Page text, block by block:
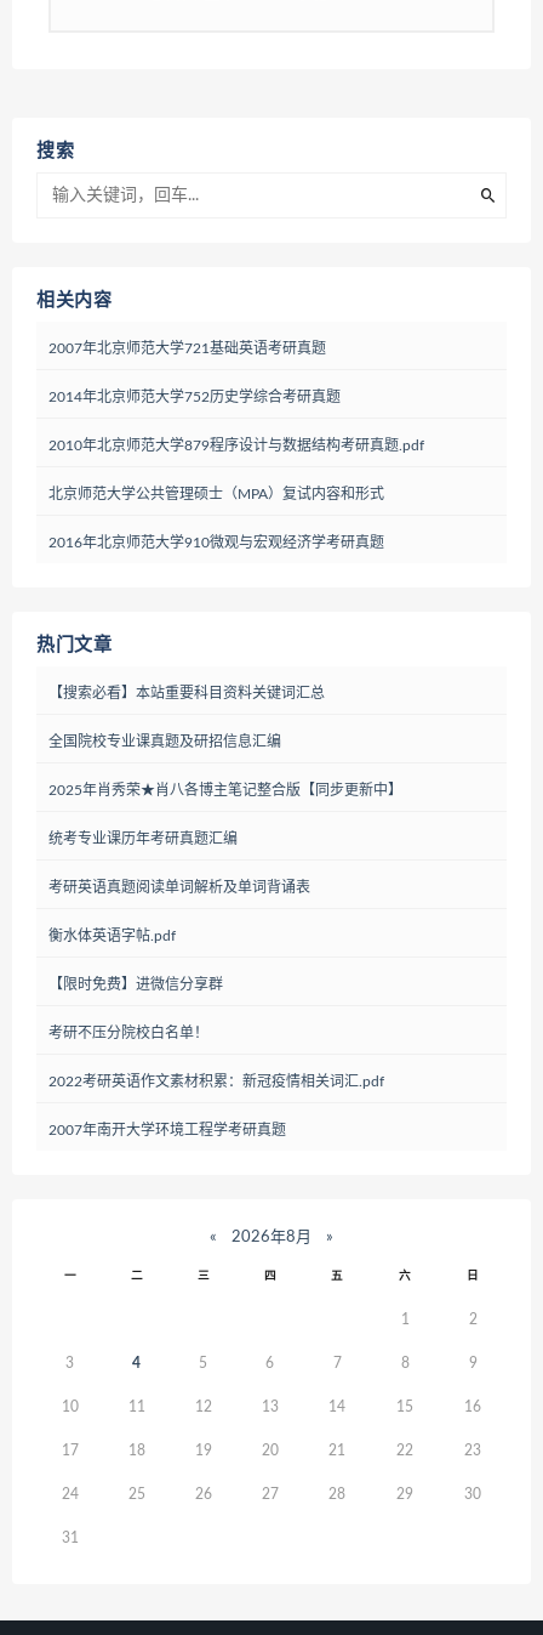
搜索
相关内容
2007年北京师范大学721基础英语考研真题
2014年北京师范大学752历史学综合考研真题
2010年北京师范大学879程序设计与数据结构考研真题.pdf
北京师范大学公共管理硕士（MPA）复试内容和形式
2016年北京师范大学910微观与宏观经济学考研真题
热门文章
【搜索必看】本站重要科目资料关键词汇总
全国院校专业课真题及研招信息汇编
2025年肖秀荣★肖八各博主笔记整合版【同步更新中】
统考专业课历年考研真题汇编
考研英语真题阅读单词解析及单词背诵表
衡水体英语字帖.pdf
【限时免费】进微信分享群
考研不压分院校白名单！
2022考研英语作文素材积累：新冠疫情相关词汇.pdf
2007年南开大学环境工程学考研真题
« 2026年8月 »
一 二 三 四 五 六 日
1 2
3 4 5 6 7 8 9
10 11 12 13 14 15 16
17 18 19 20 21 22 23
24 25 26 27 28 29 30
31